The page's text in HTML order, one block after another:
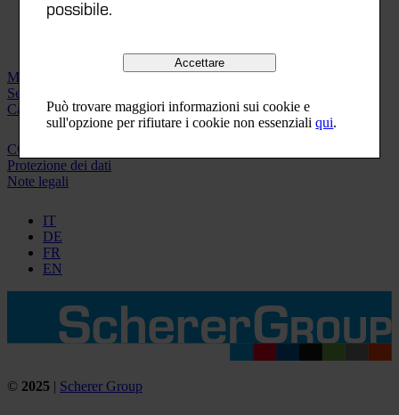
possibile.
Accettare
Può trovare maggiori informazioni sui cookie e
sull'opzione per rifiutare i cookie non essenzialiqui.
Macchinari
Servizio clienti
Carriera
CGF
Protezione dei dati
Note legali
IT
DE
FR
EN
© 2025 | Scherer Group